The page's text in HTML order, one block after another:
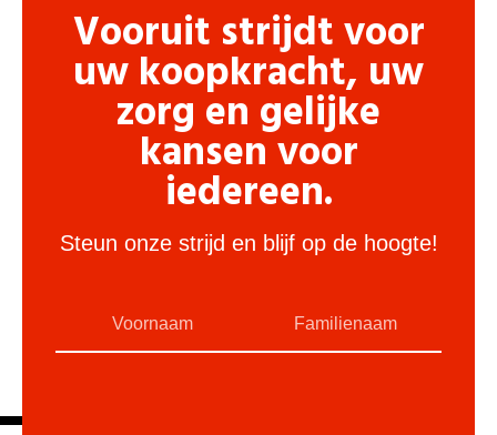
Vooruit strijdt voor
uw koopkracht, uw
zorg en gelijke
kansen voor
iedereen.
Steun onze strijd en blijf op de hoogte!